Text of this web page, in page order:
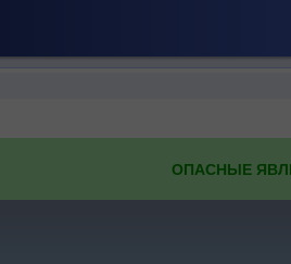
ОПАСНЫЕ